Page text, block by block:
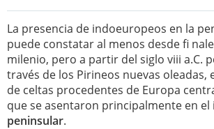
La presencia de indoeuropeos en la
puede constatar al menos desde fi
milenio, pero a partir del siglo viii a.C.
través de los Pirineos nuevas oleadas,
de celtas procedentes de Europa
que se asentaron principalmente en
peninsular.